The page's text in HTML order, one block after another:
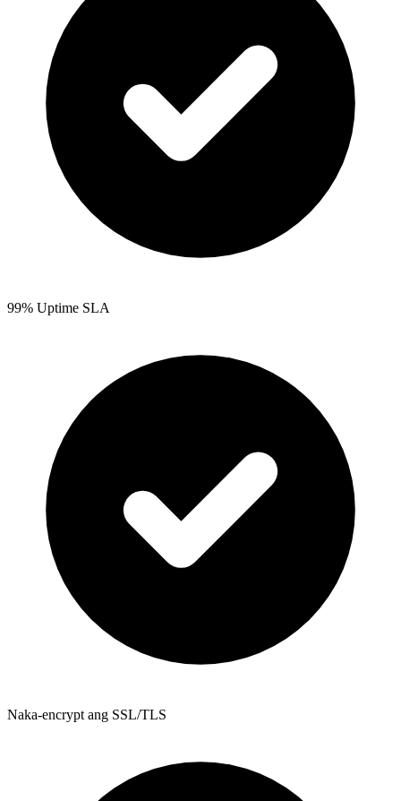
99% Uptime SLA
Naka-encrypt ang SSL/TLS